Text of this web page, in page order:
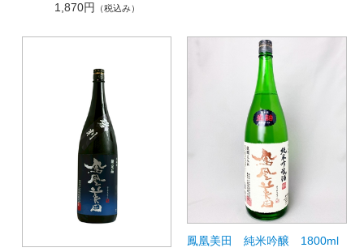
1,870円
（税込み）
鳳凰美田 純米吟醸 1800ml